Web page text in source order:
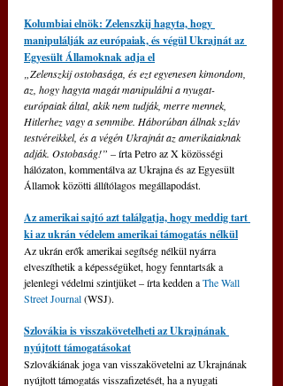
Kolumbiai elnök: Zelenszkij hagyta, hogy
manipulálják az európaiak, és végül Ukrajnát az
Egyesült Államoknak adja el
„Zelenszkij ostobasága, és ezt egyenesen kimondom,
az, hogy hagyta magát manipulálni a nyugat-
európaiak által, akik nem tudják, merre mennek,
Hitlerhez vagy a semmibe. Háborúban állnak szláv
testvéreikkel, és a végén Ukrajnát az amerikaiaknak
adják. Ostobaság!” – írta Petro az X közösségi
hálózaton, kommentálva az Ukrajna és az Egyesült
Államok közötti állítólagos megállapodást.
Az amerikai sajtó azt találgatja, hogy meddig tart
ki az ukrán védelem amerikai támogatás nélkül
Az ukrán erők amerikai segítség nélkül nyárra
elveszíthetik a képességüket, hogy fenntartsák a
jelenlegi védelmi szintjüket – írta kedden a The Wall
Street Journal (WSJ).
Szlovákia is visszakövetelheti az Ukrajnának
nyújtott támogatásokat
Szlovákiának joga van visszakövetelni az Ukrajnának
nyújtott támogatás visszafizetését, ha a nyugati